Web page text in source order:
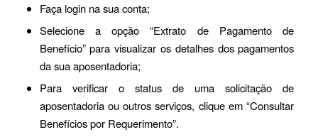
Faça login na sua conta;
Selecione a opção “Extrato de Pagamento de
Benefício” para visualizar os detalhes dos pagamentos
da sua aposentadoria;
Para verificar o status de uma solicitação de
aposentadoria ou outros serviços, clique em “Consultar
Benefícios por Requerimento”.